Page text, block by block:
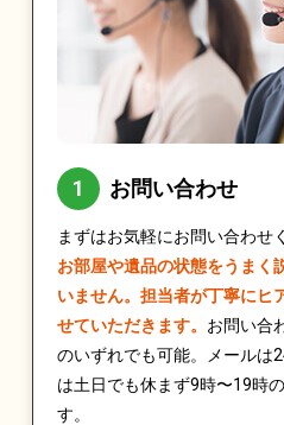
お問い合わせ
まずはお気軽にお問い合わせ
お部屋や遺品の状態をうまく
いません。担当者が丁寧にヒ
せていただきます。 お問い合
のいずれでも可能。メールは
は土日でも休まず9時〜19時
す。